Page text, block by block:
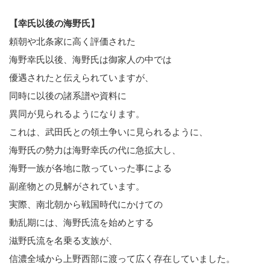
【幸氏以後の海野氏】
頼朝や北条家に高く評価された
海野幸氏以後、海野氏は御家人の中では
優遇されたと伝えられていますが、
同時に以後の諸系譜や資料に
異同が見られるようになります。
これは、武田氏との領土争いに見られるように、
海野氏の勢力は海野幸氏の代に急拡大し、
海野一族が各地に散っていった事による
副産物との見解がされています。
実際、南北朝から戦国時代にかけての
動乱期には、海野氏流を始めとする
滋野氏流を名乗る支族が、
信濃全域から上野西部に渡って広く存在していました。